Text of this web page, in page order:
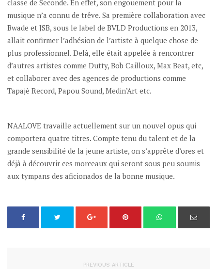
classe de Seconde. En effet, son engouement pour la
musique n’a connu de trêve. Sa première collaboration avec
Bwade et JSB, sous le label de BVLD Productions en 2013,
allait confirmer l’adhésion de l’artiste à quelque chose de
plus professionnel. Delà, elle était appelée à rencontrer
d’autres artistes comme Dutty, Bob Cailloux, Max Beat, etc,
et collaborer avec des agences de productions comme
Tapajè Record, Papou Sound, Medin’Art etc.
NAALOVE travaille actuellement sur un nouvel opus qui
comportera quatre titres. Compte tenu du talent et de la
grande sensibilité de la jeune artiste, on s’apprête d’ores et
déjà à découvrir ces morceaux qui seront sous peu soumis
aux tympans des aficionados de la bonne musique.
PREVIOUS ARTICLE